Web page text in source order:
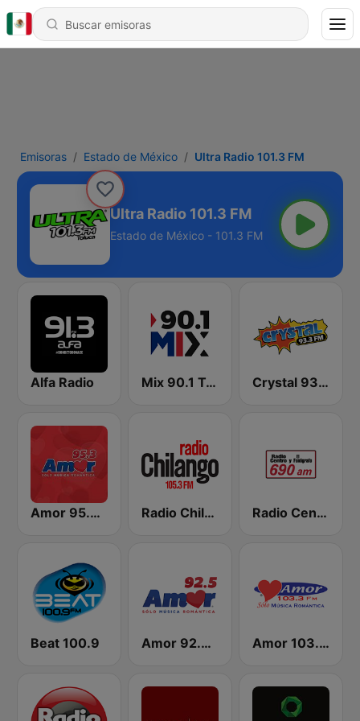
Emisoras Estado de México Ultra Radio 101.3 FM
Ultra Radio 101.3 FM
Estado de México - 101.3 FM
Alfa Radio Mix 90.1 Toluca Crystal 93.3 FM
Amor 95.3 FM Radio Chilango 105.3 FM Radio Centro y El Fonógrafo
Beat 100.9 Amor 92.5 FM Amor 103.3 FM